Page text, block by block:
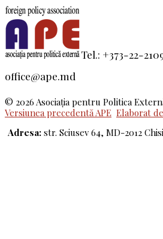
Tel.: +373-22-
office@ape.md
© 2026 Asociaţia pentru Politica
Versiunea precedentă APE Elaborat
Adresa: str. Sciusev 64, MD-2012